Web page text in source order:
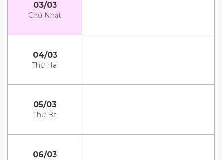
03/03
Chủ Nhật
04/03
Thứ Hai
05/03
Thứ Ba
06/03